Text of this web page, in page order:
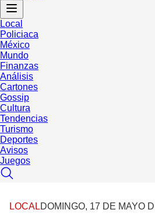
Local
Policiaca
México
Mundo
Finanzas
Análisis
Cartones
Gossip
Cultura
Tendencias
Turismo
Deportes
Avisos
Juegos
LOCALDOMINGO, 17 DE MAYO